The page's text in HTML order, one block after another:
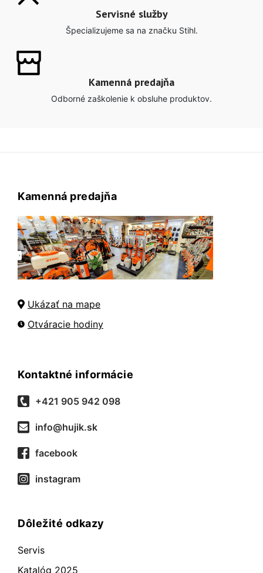
Servisné služby
Špecializujeme sa na značku Stihl.
Kamenná predajňa
Odborné zaškolenie k obsluhe produktov.
Kamenná predajňa
Ukázať na mape
Otváracie hodiny
Kontaktné informácie
+421 905 942 098
info@hujik.sk
facebook
instagram
Dôležité odkazy
Servis
Katalóg 2025